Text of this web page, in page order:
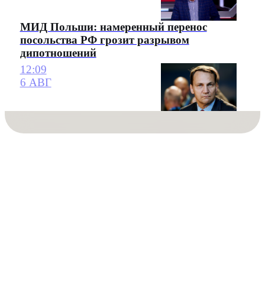
МИД Польши: намеренный перенос
посольства РФ грозит разрывом
дипотношений
12:09
6 АВГ